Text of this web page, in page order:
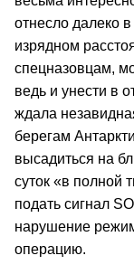
отнесло далеко
изрядном
спецназовцам,
ведь и унести в
ждала
берегам
высадиться на
суток «в полной
подать сигнал
нарушение
операцию.